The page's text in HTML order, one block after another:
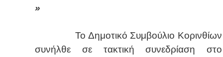
»
Το Δημοτικό Συμβούλιο Κορινθίων
συνήλθε σε τακτική συνεδρίαση στο